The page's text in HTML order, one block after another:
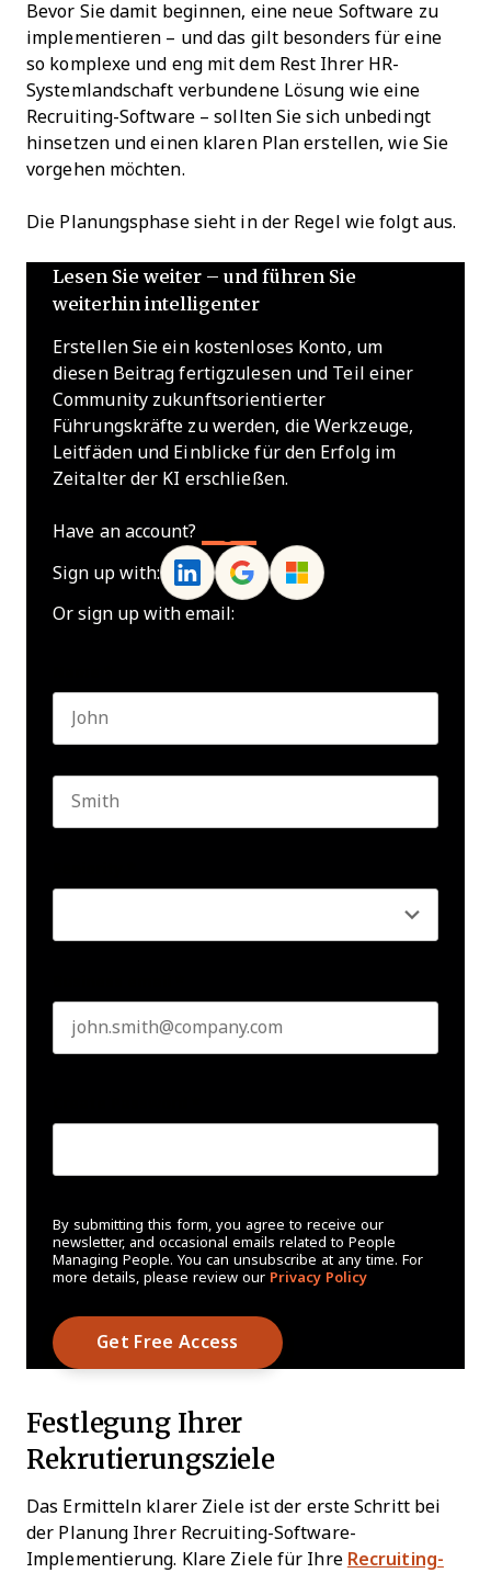
Bevor Sie damit beginnen, eine neue Software zu
implementieren – und das gilt besonders für eine
so komplexe und eng mit dem Rest Ihrer HR-
Systemlandschaft verbundene Lösung wie eine
Recruiting-Software – sollten Sie sich unbedingt
hinsetzen und einen klaren Plan erstellen, wie Sie
vorgehen möchten.
Die Planungsphase sieht in der Regel wie folgt aus.
Lesen Sie weiter – und führen Sie
weiterhin intelligenter
Erstellen Sie ein kostenloses Konto, um
diesen Beitrag fertigzulesen und Teil einer
Community zukunftsorientierter
Führungskräfte zu werden, die Werkzeuge,
Leitfäden und Einblicke für den Erfolg im
Zeitalter der KI erschließen.
Have an account?
Sign up with:
Or sign up with email:
By submitting this form, you agree to receive our
newsletter, and occasional emails related to People
Managing People. You can unsubscribe at any time. For
more details, please review our Privacy Policy
Festlegung Ihrer
Rekrutierungsziele
Das Ermitteln klarer Ziele ist der erste Schritt bei
der Planung Ihrer Recruiting-Software-
Implementierung. Klare Ziele für Ihre Recruiting-